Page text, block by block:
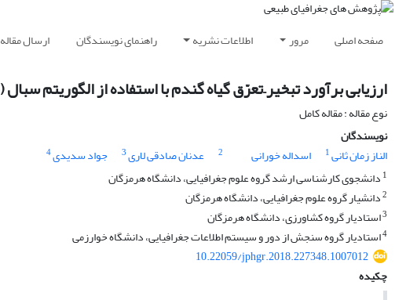
صفحه اصلی مرور اطلاعات نشریه راهنمای نویسندگان ارسال مقاله
ارزیابی برآورد تبخیر–‌تعرّق گیاه گندم با استفاده از الگوریتم
نوع مقاله : مقاله کامل
نویسندگان
الناز زمان ثانی1 اسداله خورانی 2 عدنان صادقی لاری3 جواد سدیدی4
1 دانشجوی کارشناسی ارشد گروه علوم جغرافیایی، دانشگاه هرمزگان
2دانشیار گروه علوم جغرافیایی، دانشگاه هرمزگان
3استادیار گروه کشاورزی، دانشگاه هرمزگان
4استادیار گروه سنجش از دور و سیستم اطلاعات جغرافیایی، دانشگاه خوارزمی
10.22059/jphgr.2018.227348.1007012
چکیده